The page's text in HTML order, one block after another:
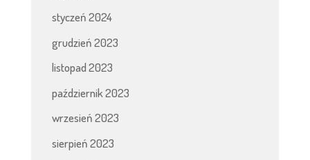
styczeń 2024
grudzień 2023
listopad 2023
październik 2023
wrzesień 2023
sierpień 2023